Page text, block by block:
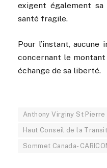
exigent également
santé fragile.
Pour l’instant, aucune
concernant le
échange de sa liberté.
Anthony Virginy St Pierre
Haut Conseil de la
Sommet Canada-